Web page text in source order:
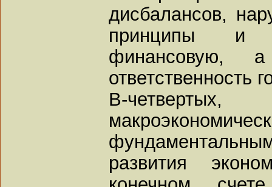
дисбалансов,
принципы и
финансовую,
ответственность
В-
развития